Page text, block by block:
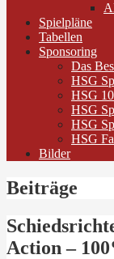
Spielpläne
Tabellen
Sponsoring
Das
HSG
HSG
HSG
HSG
HSG
Bilder
Beiträge
Action –